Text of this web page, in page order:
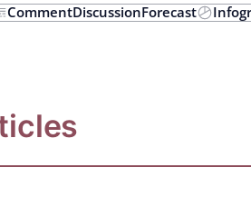
CommentDiscussionForecast